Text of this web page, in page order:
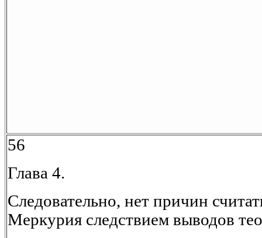
56
Глава 4.
Следовательно, нет причин
Меркурия следствием выводов